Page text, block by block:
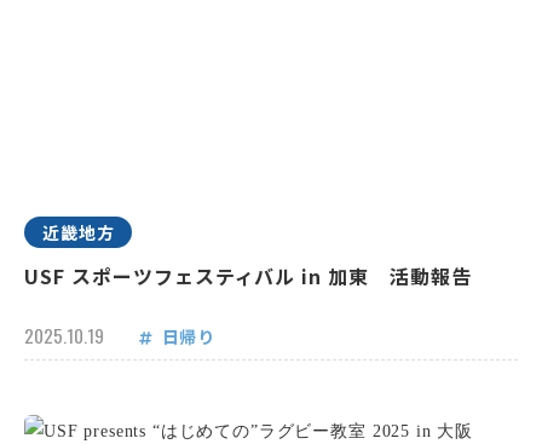
近畿地方
USF スポーツフェスティバル in 加東 活動報告
2025.10.19 日帰り